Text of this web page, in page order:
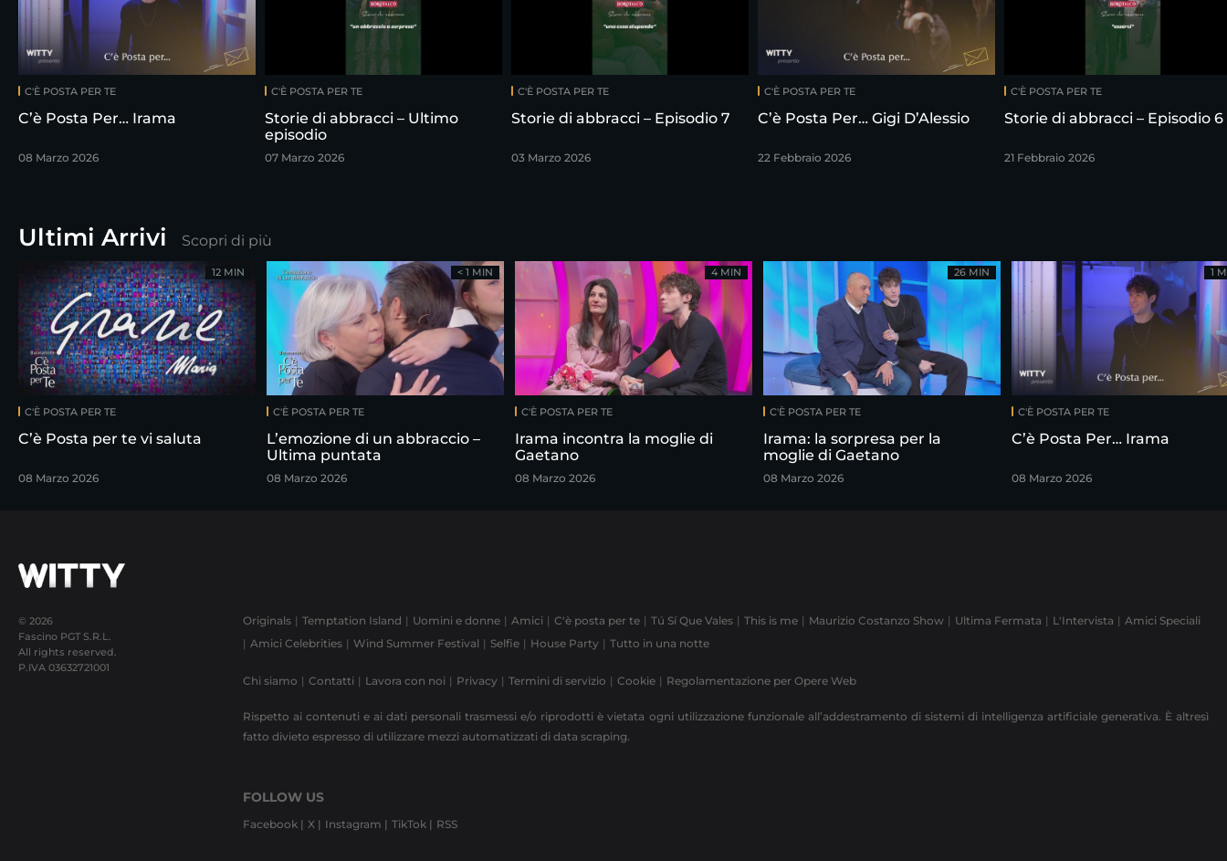
C'È POSTA PER TE
C’è Posta Per… Irama
08 Marzo 2026
C'È POSTA PER TE
Storie di abbracci – Ultimo
episodio
07 Marzo 2026
C'È POSTA PER TE
Storie di abbracci – Episodio 7
03 Marzo 2026
C'È POSTA PER TE
C’è Posta Per… Gigi D’Alessio
22 Febbraio 2026
C'È POSTA PER TE
Storie di abbracci – Episodio 6
21 Febbraio 2026
Ultimi Arrivi Scopri di più
C'È POSTA PER TE
C’è Posta per te vi saluta
08 Marzo 2026
12 MIN
C'È POSTA PER TE
L’emozione di un abbraccio –
Ultima puntata
08 Marzo 2026
< 1 MIN
C'È POSTA PER TE
Irama incontra la moglie di
Gaetano
08 Marzo 2026
4 MIN
C'È POSTA PER TE
Irama: la sorpresa per la
moglie di Gaetano
08 Marzo 2026
26 MIN
C'È POSTA PER TE
C’è Posta Per… Irama
08 Marzo 2026
1
© 2026
Fascino PGT S.R.L.
All rights reserved.
P.IVA 03632721001
Originals Temptation Island Uomini e donne Amici C'è posta per te Tú Sí Que Vales This is me Maurizio Costanzo Show Ultima Fermata L'Intervista
Amici Speciali
Amici Celebrities
Wind Summer Festival Selfie House Party Tutto in una notte
Chi siamo Contatti Lavora con noi Privacy Termini di servizio Cookie Regolamentazione per Opere Web
Rispetto ai contenuti e ai dati personali trasmessi e/o riprodotti è vietata ogni utilizzazione funzionale all’addestramento di sistemi di intelligenza artificiale generativa. È altresì
fatto divieto espresso di utilizzare mezzi automatizzati di data scraping.
FOLLOW US
Facebook | X | Instagram | TikTok | RSS